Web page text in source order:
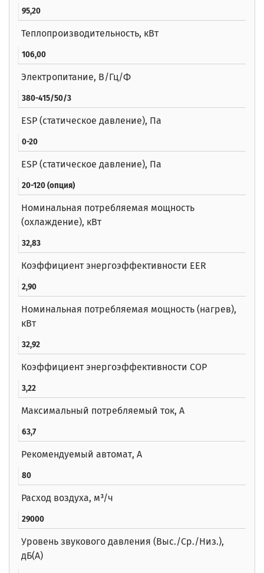
95,20
Теплопроизводительность, кВт
106,00
Электропитание, В/Гц/Ф
380-415/50/3
ESP (статическое давление), Па
0-20
ESP (статическое давление), Па
20-120 (опция)
Номинальная потребляемая мощность
(охлаждение), кВт
32,83
Коэффициент энергоэффективности EER
2,90
Номинальная потребляемая мощность (нагрев),
кВт
32,92
Коэффициент энергоэффективности COP
3,22
Максимальный потребляемый ток, А
63,7
Рекомендуемый автомат, А
80
Расход воздуха, м³/ч
29000
Уровень звукового давления (Выс./Ср./Низ.),
дБ(A)